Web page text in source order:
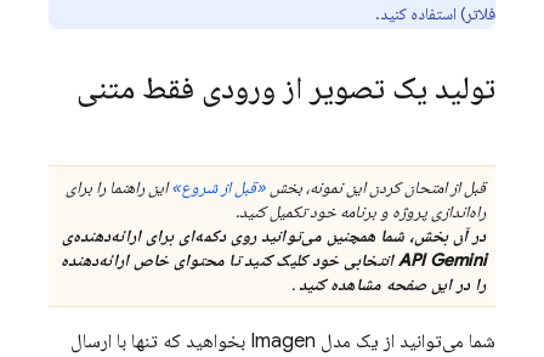
فلاتر) استفاده کنید.
تولید یک تصویر از ورودی فقط متنی
قبل از امتحان کردن این نمونه، بخش «قبل از شروع»این راهنما را برای
راه‌اندازی پروژه و برنامه خود تکمیل کنید.
در آن بخش، شما همچنین می‌توانید روی دکمه‌ای برای ارائه‌دهنده‌ی
API Geminiانتخابی خود کلیک کنید تا محتوای خاص ارائه‌دهنده
را در این صفحه مشاهده کنید.
شما می‌توانید از یک مدل Imagen بخواهید که تنها با ارسال